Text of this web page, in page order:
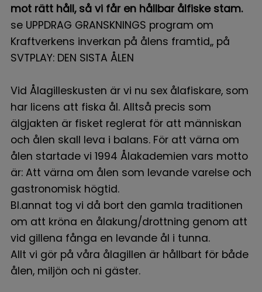
mot rätt håll, så vi får en hållbar ålfiske stam.
se UPPDRAG GRANSKNINGS program om
Kraftverkens inverkan på ålens framtid,, på
SVTPLAY: DEN SISTA ÅLEN
Vid Ålagilleskusten är vi nu sex ålafiskare, som
har licens att fiska ål. Alltså precis som
älgjakten är fisket reglerat för att människan
och ålen skall leva i balans. För att värna om
ålen startade vi 1994 Ålakademien vars motto
är: Att värna om ålen som levande varelse och
gastronomisk högtid.
Bl.annat tog vi då bort den gamla traditionen
om att kröna en ålakung/drottning genom att
vid gillena fånga en levande ål i tunna.
Allt vi gör på våra ålagillen är hållbart för både
ålen, miljön och ni gäster.